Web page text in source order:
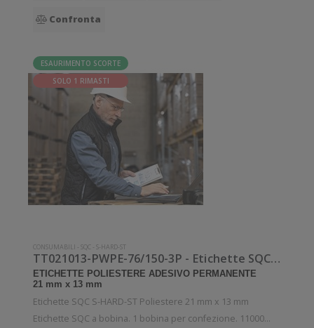
Confronta
ESAURIMENTO SCORTE
SOLO 1 RIMASTI
CONSUMABILI -SQC -S-HARD-ST
TT021013-PWPE-76/150-3P - Etichette SQC S-HARD-ST Poliestere
ETICHETTE POLIESTERE ADESIVO PERMANENTE
21 mm x 13 mm
Etichette SQC S-HARD-ST Poliestere 21 mm x 13 mm
Etichette SQC a bobina. 1 bobina per confezione. 11000